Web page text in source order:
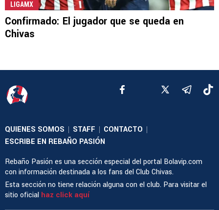
LIGAMX
Confirmado: El jugador que se queda en
Chivas
QUIENES SOMOS | STAFF | CONTACTO |
ESCRIBE EN REBAÑO PASIÓN
Rebaño Pasión es una sección especial del portal Bolavip.com
con información destinada a los fans del Club Chivas.
Esta sección no tiene relación alguna con el club. Para visitar el
sitio oficial haz click aquí